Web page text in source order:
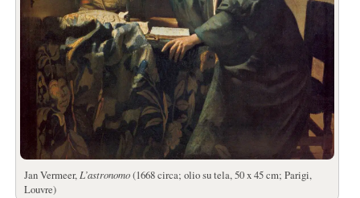
Jan Vermeer, L’astronomo(1668 circa; olio su tela, 50 x 45 cm; Parigi,
Louvre)